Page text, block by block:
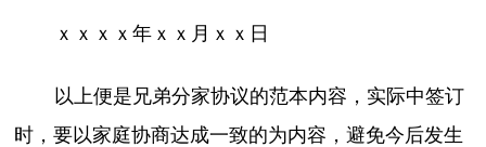
ｘｘｘｘ年ｘｘ月ｘｘ日
以上便是兄弟分家协议的范本内容，实际中签订
时，要以家庭协商达成一致的为内容，避免今后发生